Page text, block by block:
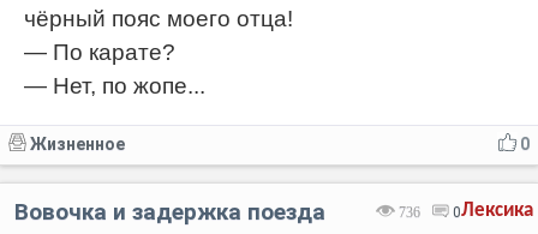
чёрный пояс моего отца!
— По карате?
— Нет, по жопе...
0
Жизненное
Лексика
736 0
Вовочка и задержка поезда